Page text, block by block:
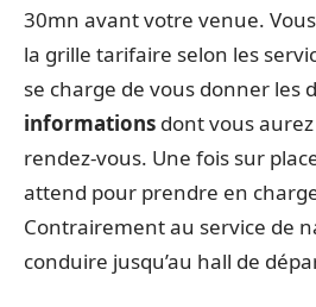
30mn avant votre venue.
la grille tarifaire selon les
se charge de vous donner les
informations dont vous
rendez-vous. Une fois sur
attend pour prendre en
Contrairement au service de
conduire jusqu’au hall de